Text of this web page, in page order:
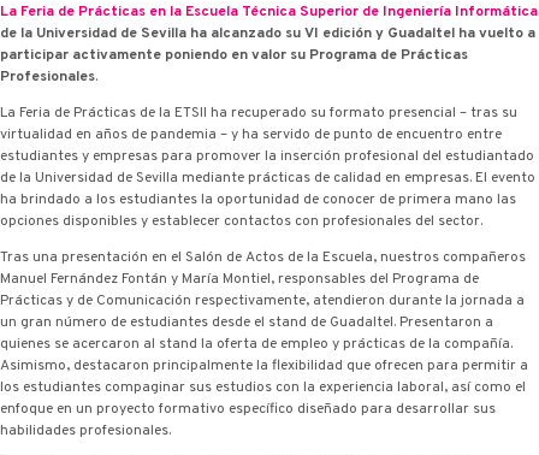
La Feria de Prácticas en la Escuela Técnica Superior de Ingeniería Informática
de la Universidad de Sevilla ha alcanzado su VI edición y Guadaltel ha vuelto a
participar activamente poniendo en valor su Programa de Prácticas
Profesionales.
La Feria de Prácticas de la ETSII ha recuperado su formato presencial – tras su
virtualidad en años de pandemia – y ha servido de punto de encuentro entre
estudiantes y empresas para promover la inserción profesional del estudiantado
de la Universidad de Sevilla mediante prácticas de calidad en empresas. El evento
ha brindado a los estudiantes la oportunidad de conocer de primera mano las
opciones disponibles y establecer contactos con profesionales del sector.
Tras una presentación en el Salón de Actos de la Escuela, nuestros compañeros
Manuel Fernández Fontán y María Montiel, responsables del Programa de
Prácticas y de Comunicación respectivamente, atendieron durante la jornada a
un gran número de estudiantes desde el stand de Guadaltel. Presentaron a
quienes se acercaron al stand la oferta de empleo y prácticas de la compañía.
Asimismo, destacaron principalmente la flexibilidad que ofrecen para permitir a
los estudiantes compaginar sus estudios con la experiencia laboral, así como el
enfoque en un proyecto formativo específico diseñado para desarrollar sus
habilidades profesionales.